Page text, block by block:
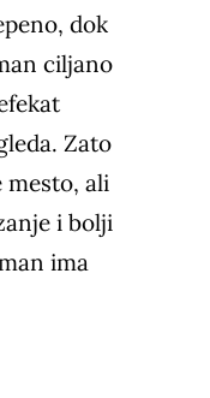
dok
ciljano
Zato
mesto, ali
i bolji
ima